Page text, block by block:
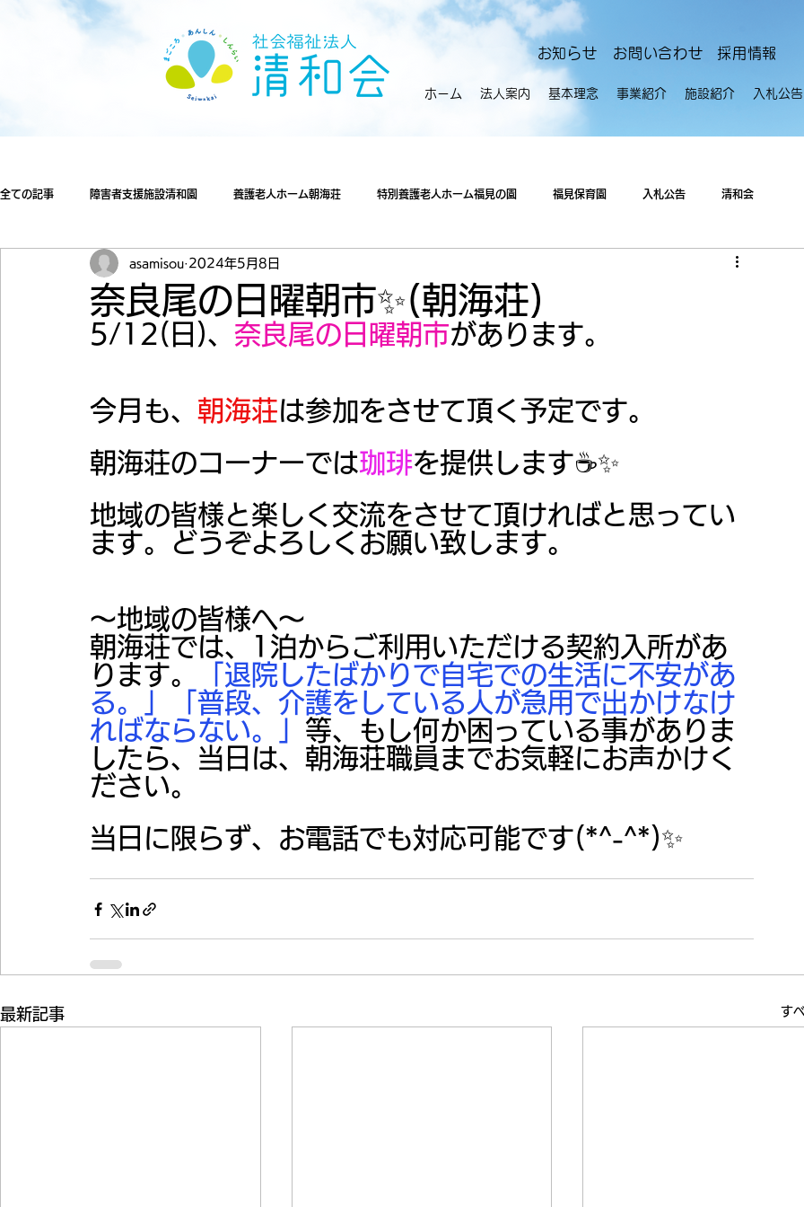
​お知らせ お問い合わせ 採用情報
ホーム 法人案内 基本理念 事業紹介 施設紹介 入札公告
全ての記事 障害者支援施設清和園 養護老人ホーム朝海荘 特別養護老人ホーム福見の園 福見保育園 入札公告 清和会
奈良尾の日曜朝市✨(朝海荘)
asamisou 2024年5月8日
5/12(日)、 奈良尾の日曜朝市があります。
今月も、 朝海荘は参加をさせて頂く予定です。
朝海荘のコーナーでは珈琲を提供します☕✨
地域の皆様と楽しく交流をさせて頂ければと思ってい
ます。どうぞよろしくお願い致します。
～地域の皆様へ～
朝海荘では、1泊からご利用いただける契約入所があ
ります。
「退院したばかりで自宅での生活に不安があ
る。」「普段、介護をしている人が急用で出かけなけ
ればならない。」 等、もし何か困っている事がありま
したら、当日は、朝海荘職員までお気軽にお声かけく
ださい。
当日に限らず、お電話でも対応可能です(*^-^*)✨
最新記事 す